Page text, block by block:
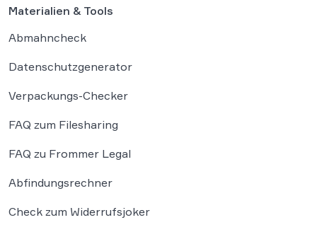
Materialien & Tools
Abmahncheck
Datenschutzgenerator
Verpackungs-Checker
FAQ zum Filesharing
FAQ zu Frommer Legal
Abfindungsrechner
Check zum Widerrufsjoker